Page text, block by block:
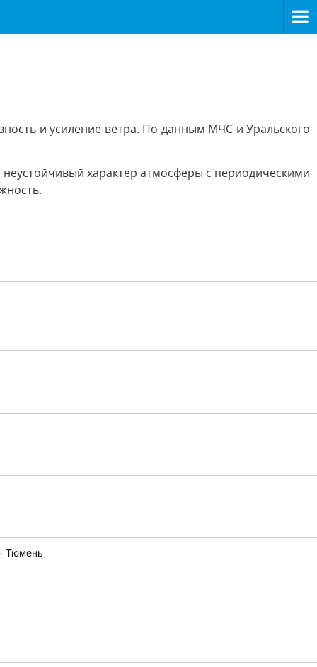
и усиление ветра. По данным МЧС и Уральского
характер атмосферы с периодическими
Тюмень